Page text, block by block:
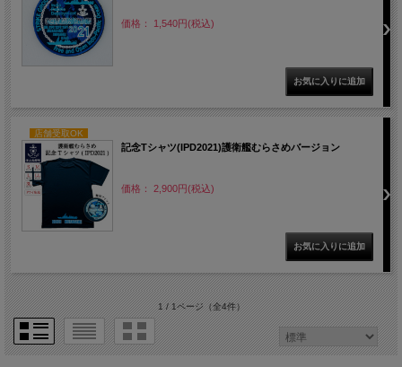
価格： 1,540円(税込)
店舗受取OK
記念Tシャツ(IPD2021)護衛艦むらさめバージョン
価格： 2,900円(税込)
1 / 1ページ（全4件）